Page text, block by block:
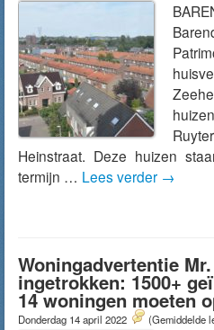
Heinstraat. Deze huizen
termijn … Lees verder →
Woningadvertentie
ingetrokken: 1500+
14 woningen moeten
Donderdag 14 april 2022 (Gemiddelde